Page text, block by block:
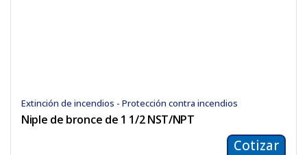
Extinción de incendios - Protección contra incendios
Niple de bronce de 1 1/2 NST/NPT
Cotizar